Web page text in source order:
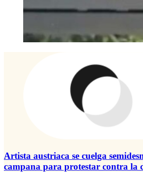
Artista austriaca se cuelga
campana para protestar contra la